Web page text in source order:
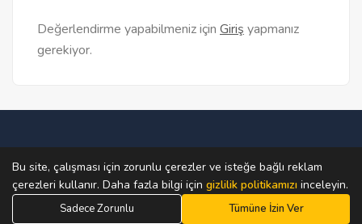
Değerlendirme yapabilmeniz için Giriş yapmanız
gerekiyor.
Bu site, çalışması için zorunlu çerezler ve isteğe bağlı reklam
çerezleri kullanır. Daha fazla bilgi için gizlilik politikamızı inceleyin.
Sadece Zorunlu Tümüne İzin Ver
© 2019 - 2026 Sitedeki materyaller izinsiz kullanılamaz.